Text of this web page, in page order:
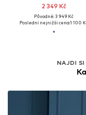
2 349 Kč
Původně: 3 949 Kč
Poslední nejnižší cena:1 100
NAJDI SI